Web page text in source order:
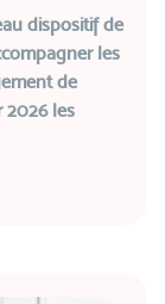
dispositif de
les
de
2026 les